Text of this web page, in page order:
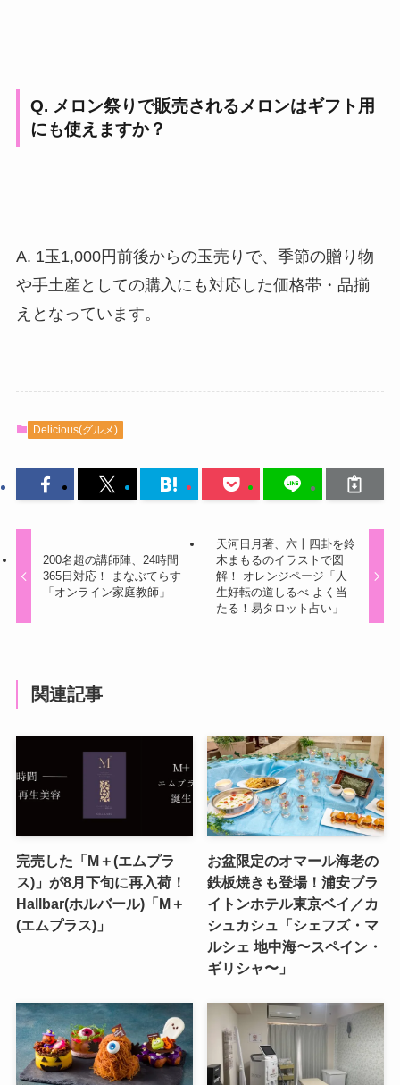
Q. メロン祭りで販売されるメロンはギフト用
にも使えますか？
A. 1玉1,000円前後からの玉売りで、季節の贈り物
や手土産としての購入にも対応した価格帯・品揃
えとなっています。
Delicious(グルメ)
200名超の講師陣、24時間
365日対応！ まなぶてらす
「オンライン家庭教師」
天河日月著、六十四卦を鈴
木まもるのイラストで図
解！ オレンジページ「人
生好転の道しるべ よく当
たる！易タロット占い」
関連記事
完売した「M＋(エムプラ
ス)」が8月下旬に再入荷！
Hallbar(ホルバール)「M＋
(エムプラス)」
お盆限定のオマール海老の
鉄板焼きも登場！浦安ブラ
イトンホテル東京ベイ／カ
シュカシュ「シェフズ・マ
ルシェ 地中海〜スペイン・
ギリシャ〜」